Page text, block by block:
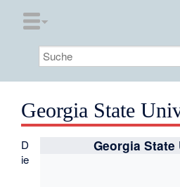
Georgia State
Georgia
D
ie